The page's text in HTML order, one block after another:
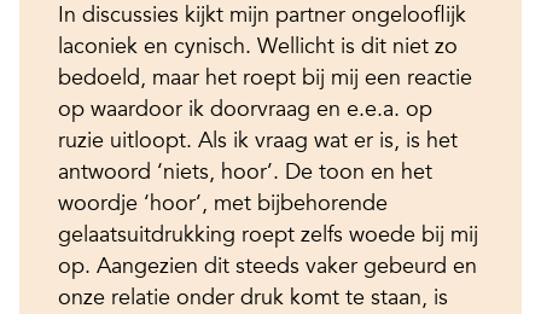
In discussies kijkt mijn partner ongelooflijk
laconiek en cynisch. Wellicht is dit niet zo
bedoeld, maar het roept bij mij een reactie
op waardoor ik doorvraag en e.e.a. op
ruzie uitloopt. Als ik vraag wat er is, is het
antwoord ‘niets, hoor’. De toon en het
woordje ‘hoor’, met bijbehorende
gelaatsuitdrukking roept zelfs woede bij mij
op. Aangezien dit steeds vaker gebeurd en
onze relatie onder druk komt te staan, is